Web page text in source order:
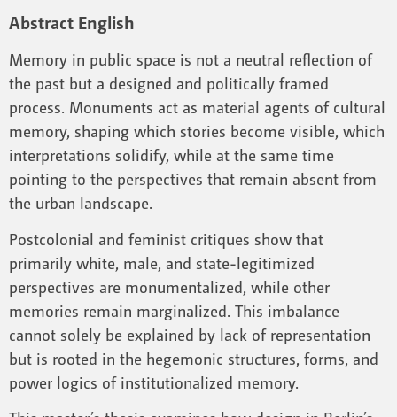
Abstract English
Memory in public space is not a neutral reflection of
the past but a designed and politically framed
process. Monuments act as material agents of cultural
memory, shaping which stories become visible, which
interpretations solidify, while at the same time
pointing to the perspectives that remain absent from
the urban landscape.
Postcolonial and feminist critiques show that
primarily white, male, and state-legitimized
perspectives are monumentalized, while other
memories remain marginalized. This imbalance
cannot solely be explained by lack of representation
but is rooted in the hegemonic structures, forms, and
power logics of institutionalized memory.